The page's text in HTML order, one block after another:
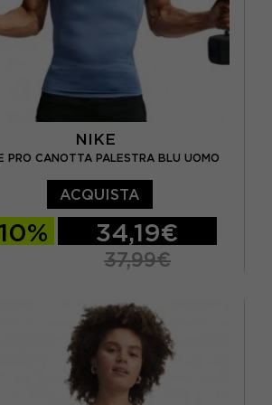
NIKE
PRO CANOTTA PALESTRA BLU UOMO
ACQUISTA
34,19€
37,99€